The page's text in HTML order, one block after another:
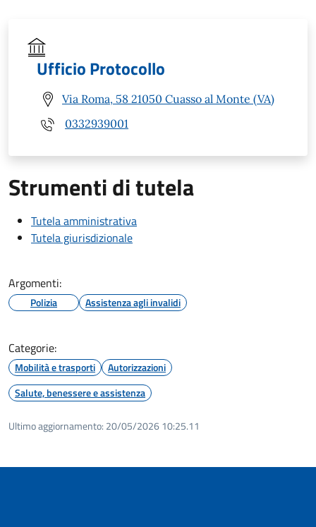
Ufficio Protocollo
Via Roma, 58 21050 Cuasso al Monte (VA)
0332939001
Strumenti di tutela
Tutela amministrativa
Tutela giurisdizionale
Argomenti:
Polizia Assistenza agli invalidi
Categorie:
Mobilità e trasporti
Autorizzazioni
Salute, benessere e assistenza
Ultimo aggiornamento: 20/05/2026 10:25.11